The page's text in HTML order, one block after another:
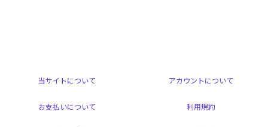
当サイトについて アカウントについて
お支払いについて 利用規約